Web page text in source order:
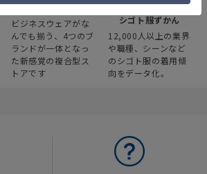
スーツスクエア
ビジネスウェアがな
んでも揃う、4つのブ
ランドが一体となっ
た新感覚の複合型ス
トアです
みんなの
シゴト服ずかん
12,000人以上の業界
や職種、シーンなど
のシゴト服の着用傾
向をデータ化。